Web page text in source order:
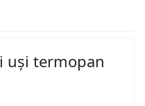
uși termopan